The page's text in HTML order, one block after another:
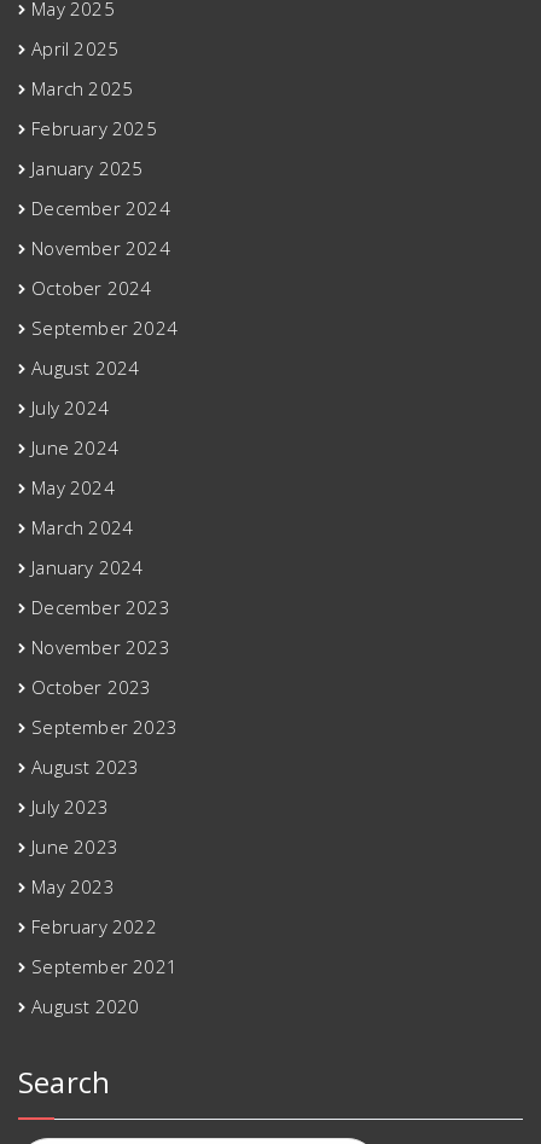
May 2025
April 2025
March 2025
February 2025
January 2025
December 2024
November 2024
October 2024
September 2024
August 2024
July 2024
June 2024
May 2024
March 2024
January 2024
December 2023
November 2023
October 2023
September 2023
August 2023
July 2023
June 2023
May 2023
February 2022
September 2021
August 2020
Search